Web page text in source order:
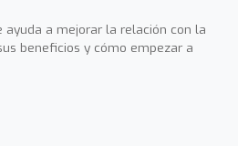
ayuda a mejorar la relación con la
beneficios y cómo empezar a